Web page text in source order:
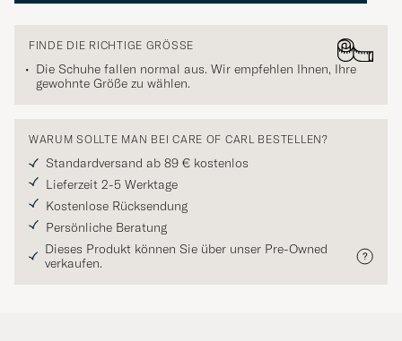
FINDE DIE RICHTIGE GRÖSSE
Die Schuhe fallen normal aus. Wir empfehlen Ihnen, Ihre
gewohnte Größe zu wählen.
WARUM SOLLTE MAN BEI CARE OF CARL BESTELLEN?
Standardversand ab 89 € kostenlos
Lieferzeit 2-5 Werktage
Kostenlose Rücksendung
Persönliche Beratung
Dieses Produkt können Sie über unser Pre-Owned
verkaufen.